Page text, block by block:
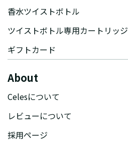
香水ツイストボトル
ツイストボトル専用カートリッジ
ギフトカード
About
Celesについて
レビューについて
採用ページ